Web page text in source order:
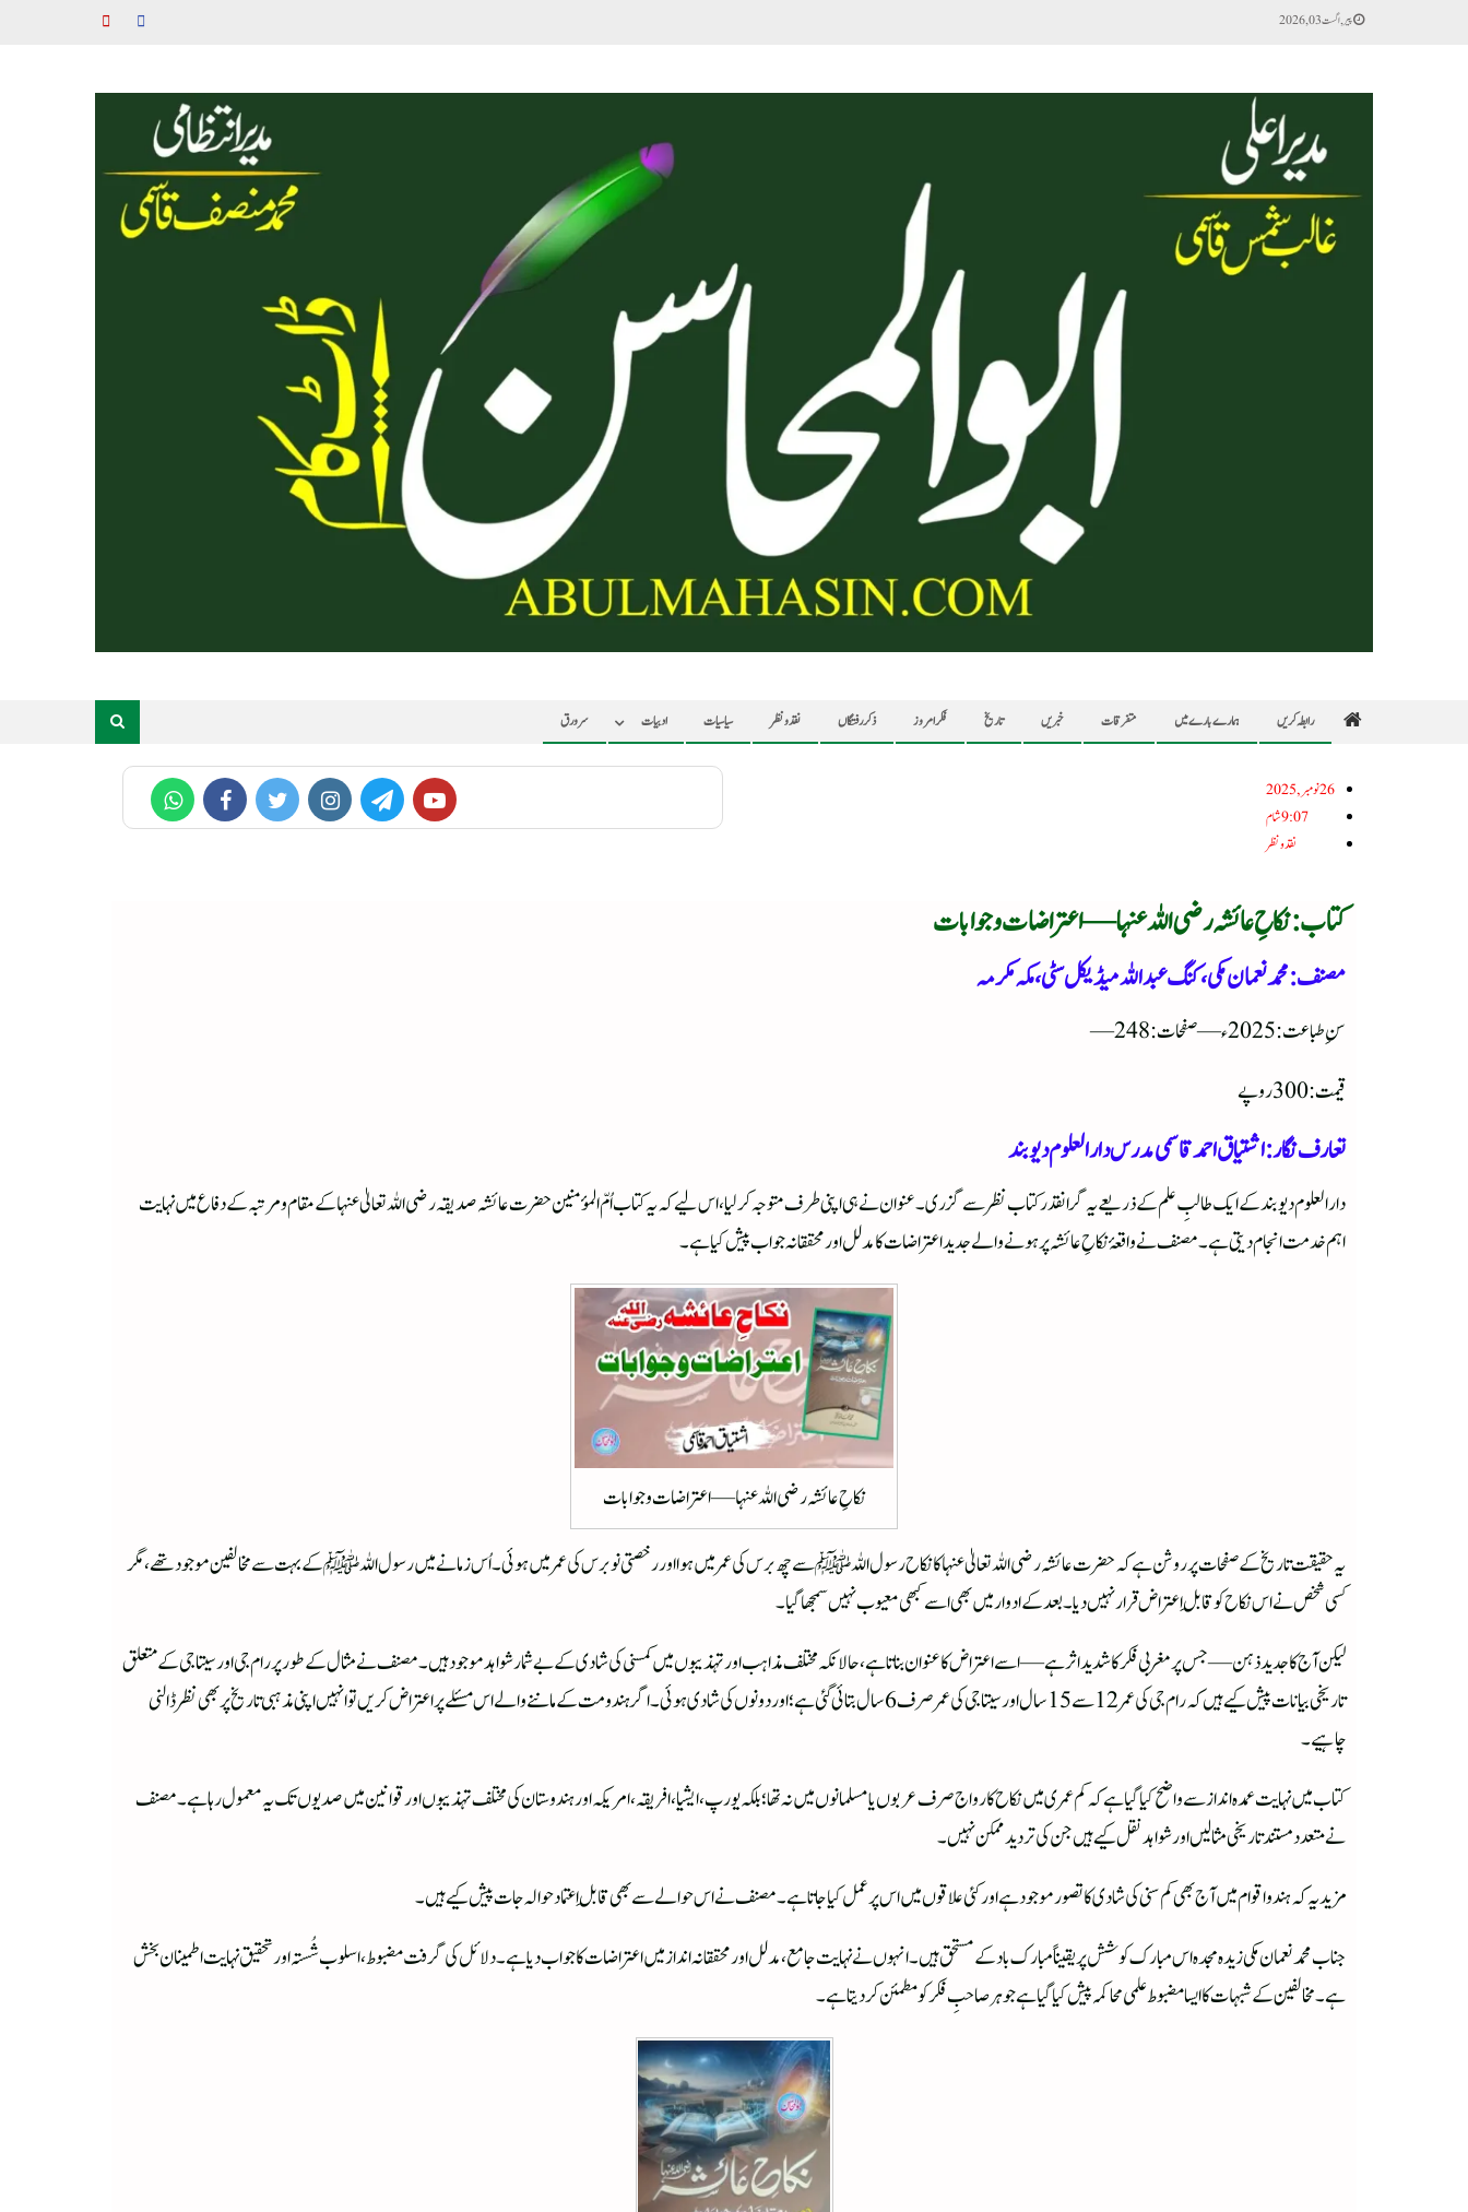
پیر, اگست 03, 2026
سرورق ادبیات سیاسیات نقد ونظر ذکر رفتگاں فکر امروز تاریخ خبریں متفرقات ہمارے بارے میں رابطہ کریں
26نومبر, 2025
9:07 شام
نقد ونظر
کتاب: نکاحِ عائشہ رضی اللہ عنہا — اعتراضات و جوابات
مصنف: محمد نعمان مکی، کنگ عبداللہ میڈیکل سٹی، مکہ مکرمہ
سنِ طباعت: 2025ء — صفحات: 248 —
قیمت: 300 روپے
تعارف نگار: اشتیاق احمد قاسمی مدرس دارالعلوم دیوبند
دارالعلوم دیوبند کے ایک طالبِ علم کے ذریعے یہ گرانقدر کتاب نظر سے گزری۔ عنوان نے ہی اپنی طرف متوجہ کر لیا، اس لیے کہ یہ کتاب اُمّ المؤمنین حضرت عائشہ صدیقہ رضی اللہ تعالیٰ عنہا کے مقام و مرتبہ کے دفاع میں نہایت
اہم خدمت انجام دیتی ہے۔ مصنف نے واقعۂ نکاحِ عائشہ پر ہونے والے جدید اعتراضات کا مدلل اور محققانہ جواب پیش کیا ہے۔
نکاحِ عائشہ رضی اللہ عنہا — اعتراضات و جوابات
یہ حقیقت تاریخ کے صفحات پر روشن ہے کہ حضرت عائشہ رضی اللہ تعالیٰ عنہا کا نکاح رسول اللہ ﷺ سے چھ برس کی عمر میں ہوا اور رخصتی نو برس کی عمر میں ہوئی۔ اُس زمانے میں رسول اللہ ﷺ کے بہت سے مخالفین موجود تھے، مگر
کسی شخص نے اس نکاح کو قابلِ اعتراض قرار نہیں دیا۔ بعد کے ادوار میں بھی اسے کبھی معیوب نہیں سمجھا گیا۔
لیکن آج کا جدید ذہن — جس پر مغربی فکر کا شدید اثر ہے — اسے اعتراض کا عنوان بناتا ہے، حالانکہ مختلف مذاہب اور تہذیبوں میں کمسنی کی شادی کے بے شمار شواہد موجود ہیں۔ مصنف نے مثال کے طور پر رام جی اور سیتا جی کے متعلق
تاریخی بیانات پیش کیے ہیں کہ رام جی کی عمر 12 سے 15 سال اور سیتا جی کی عمر صرف 6 سال بتائی گئی ہے؛ اور دونوں کی شادی ہوئی۔ اگر ہندو مت کے ماننے والے اس مسئلے پر اعتراض کریں تو انہیں اپنی مذہبی تاریخ پر بھی نظر ڈالنی
چاہیے۔
کتاب میں نہایت عمدہ انداز سے واضح کیا گیا ہے کہ کم عمری میں نکاح کا رواج صرف عربوں یا مسلمانوں میں نہ تھا؛ بلکہ یورپ، ایشیا، افریقہ، امریکہ اور ہندوستان کی مختلف تہذیبوں اور قوانین میں صدیوں تک یہ معمول رہا ہے۔ مصنف
نے متعدد مستند تاریخی مثالیں اور شواہد نقل کیے ہیں جن کی تردید ممکن نہیں۔
مزید یہ کہ ہندو اقوام میں آج بھی کم سنی کی شادی کا تصور موجود ہے اور کئی علاقوں میں اس پر عمل کیا جاتا ہے۔ مصنف نے اس حوالے سے بھی قابلِ اعتماد حوالہ جات پیش کیے ہیں۔
جناب محمد نعمان مکی زیدہ مجدہ اس مبارک کوشش پر یقیناً مبارک باد کے مستحق ہیں۔ انہوں نے نہایت جامع، مدلل اور محققانہ انداز میں اعتراضات کا جواب دیا ہے۔ دلائل کی گرفت مضبوط، اسلوب شُستہ اور تحقیق نہایت اطمینان بخش
ہے۔ مخالفین کے شبہات کا ایسا مضبوط علمی محاکمہ پیش کیا گیا ہے جو ہر صاحبِ فکر کو مطمئن کر دیتا ہے۔